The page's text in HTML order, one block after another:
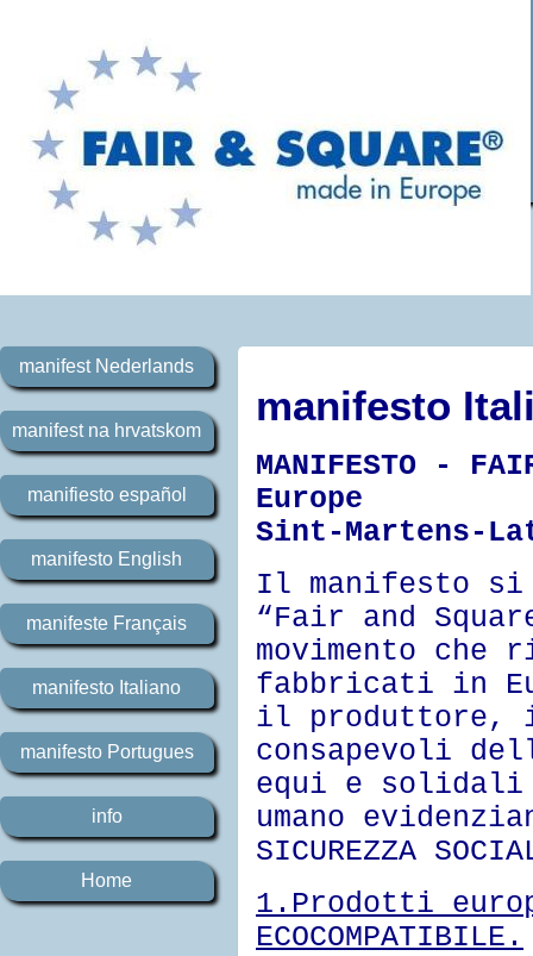
manifesto
MANIFESTO -
Europe
Sint-Martens-
Il manifesto si
“Fair and
movimento
fabbricati in
il produttore, il
consapevoli
equi e solidali
umano
SICUREZZA
1 . Prodotti
ECOCOMPATIBILE.
manifest Nederlands
manifest na hrvatskom
manifiesto español
manifesto English
manifeste Français
manifesto Italiano
manifesto Portugues
info
Home